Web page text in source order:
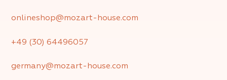
onlineshop@mozart-house.com
+49 (30) 64496057
germany@mozart-house.com